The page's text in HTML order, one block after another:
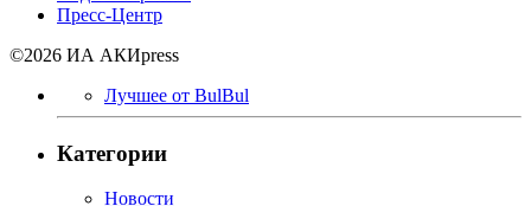
Пресс-Центр
©2026 ИА АКИpress
Лучшее от BulBul
Категории
Новости